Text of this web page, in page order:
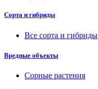
Сорта и гибриды
Все сорта и гибриды
Вредные объекты
Сорные растения